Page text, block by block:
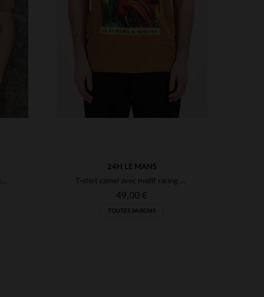
T-shirt graphique Steve McQueen couleur tabac
24H LE MANS
T-shirt camel avec motif racing effet peinture
49,00 €
TOUTES SAISONS